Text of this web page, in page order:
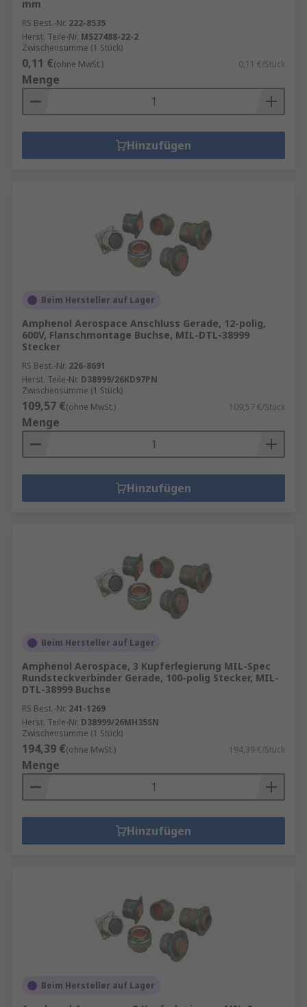
mm
RS Best.-Nr. 222-8535
Herst. Teile-Nr. MS27488-22-2
Zwischensumme (1 Stück)
0,11 €(ohne MwSt.) 0,11 €/Stück
Menge
Hinzufügen
Beim Hersteller auf Lager
Amphenol Aerospace Anschluss Gerade, 12-polig,
600V, Flanschmontage Buchse, MIL-DTL-38999
Stecker
RS Best.-Nr. 226-8691
Herst. Teile-Nr. D38999/26KD97PN
Zwischensumme (1 Stück)
109,57 €(ohne MwSt.) 109,57 €/Stück
Menge
Hinzufügen
Beim Hersteller auf Lager
Amphenol Aerospace, 3 Kupferlegierung MIL-Spec
Rundsteckverbinder Gerade, 100-polig Stecker, MIL-
DTL-38999 Buchse
RS Best.-Nr. 241-1269
Herst. Teile-Nr. D38999/26MH35SN
Zwischensumme (1 Stück)
194,39 €(ohne MwSt.) 194,39 €/Stück
Menge
Hinzufügen
Beim Hersteller auf Lager